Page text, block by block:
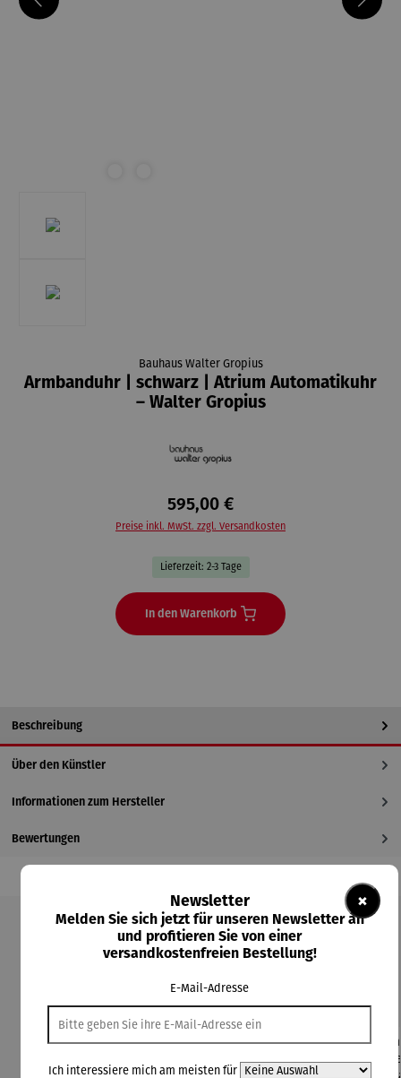
Bauhaus Walter Gropius
Armbanduhr | schwarz | Atrium Automatikuhr
– Walter Gropius
595,00 €
Preise inkl. MwSt. zzgl. Versandkosten
Lieferzeit: 2-3 Tage
In den Warenkorb
Beschreibung
Über den Künstler
Informationen zum Hersteller
Bewertungen
Produktgalerie überspringen
Kunden kauften auch
30% gespartRabatt
×
Newsletter
Melden Sie sich jetzt für unseren Newsletter an
und profitieren Sie von einer
versandkostenfreien Bestellung!
E-Mail-Adresse
Ich interessiere mich am meisten für